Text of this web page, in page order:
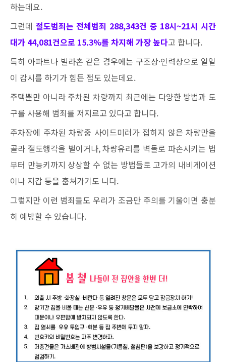
하는데요.
그런데 절도범죄는 전체범죄 288,343건 중 18시~21시 시간
대가 44,081건으로 15.3%를 차지해 가장 높다고 합니다.
특히 아파트나 빌라촌 같은 경우에는 구조상·인력상으로 일일
이 감시를 하기가 힘든 점도 있는데요.
주택뿐만 아니라 주차된 차량까지 최근에는 다양한 방법과 도
구를 사용해 범죄를 저지르고 있다고 합니다.
주차장에 주차된 차량중 사이드미러가 접히지 않은 차량만을
골라 절도행각을 벌이거나, 차량유리를 벽돌로 파손시키는 법
부터 만능키까지 상상할 수 없는 방법들로 고가의 내비게이션
이나 지갑 등을 훔쳐가기도 니다.
그렇지만 이런 범죄들도 우리가 조금만 주의를 기울이면 충분
히 예방할 수 있습니다.